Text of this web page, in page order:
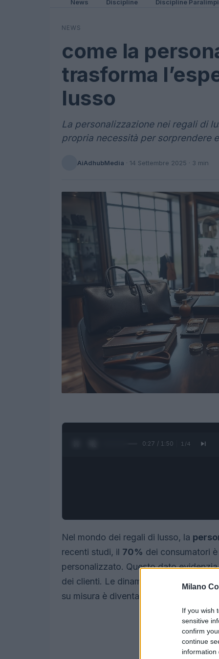
Milano
If you wish
sensitive
confirm
continue
information
News Discipline Discipline
NEWS
come la
trasforma
lusso
La personalizzazione nei regali di
propria necessità per sorprendere
AiAdhubMedia · 14 Settembre 2025 · 3 min
0:28 / 1:50 1 /4
Nel mondo dei regali di lusso, la
recenti studi, il 70% dei consumatori
personalizzato. Questo dato
dei clienti. Le dinamiche di mercato si
su misura è diventata sempre più